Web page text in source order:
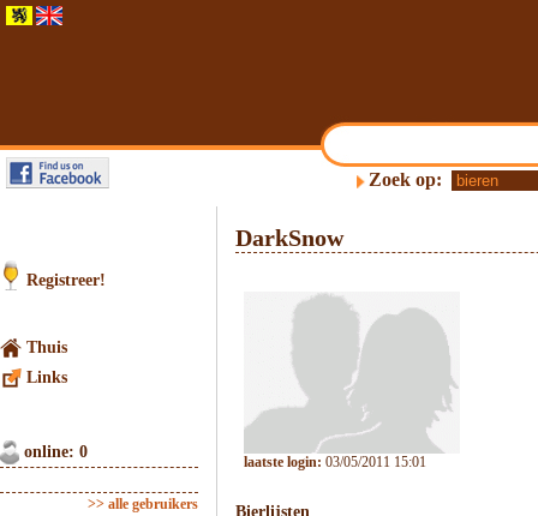
Zoek op:
Registreer!
Thuis
Links
online: 0
>> alle gebruikers
DarkSnow
laatste login: 03/05/2011 15:01
Bierlijsten